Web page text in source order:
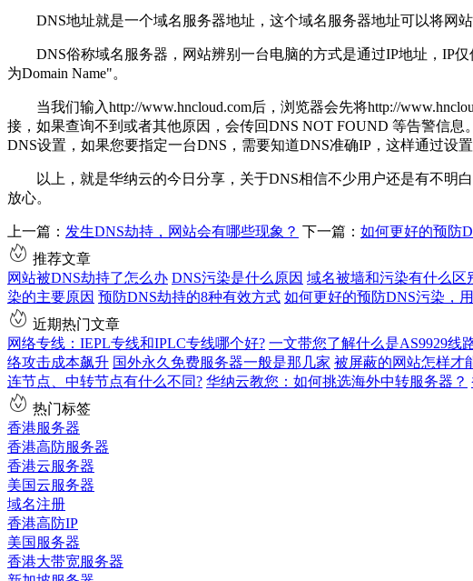
DNS地址就是一个域名服务器地址，这个域名服务器地址可以将网
DNS俗称域名服务器，网站辨别一台电脑的方式是通过IP地址，IP
为Domain Name"。
当我们输入http://www.hncloud.com后，浏览器会先将http://
接，如果查询不到或者其他原因，会传回DNS NOT FOUND 等告警信
DNS设置，如果您要指定一台DNS，需要知道DNS准确IP，这样通过设置
以上，就是华纳云的今日分享，关于DNS相信不少用户还是有不明
放心。
上一篇： 发生DNS劫持，网站会有哪些现象？ 下一篇： 如何更好的预防
推荐文章
网站被DNS劫持了怎么办 DNS污染是什么原因 域名被墙和污染有什么区
染的主要原因 预防DNS劫持的8种有效方式 如何更好的预防DNS污染，
近期热门文章
网络专线：IEPL专线和IPLC专线哪个好? 一文带您了解什么是AS9929线
络攻击成本飙升 国外永久免费服务器一般是那几家 被屏蔽的网站怎样才
连节点、中转节点有什么不同? 华纳云教您：如何挑选海外中转服务器？
热门标签
香港服务器
香港高防服务器
香港云服务器
美国云服务器
域名注册
香港高防IP
美国服务器
香港大带宽服务器